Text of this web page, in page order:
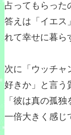
占ってもらった
答えは「イエス
れて幸せに暮ら
次に「ウッチャ
好きか」と言う
「彼は真の孤
一倍大きく感じ